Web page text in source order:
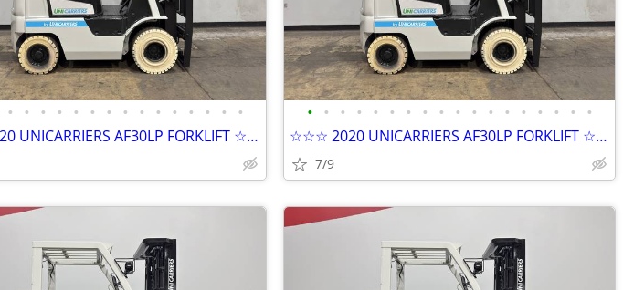
• • • • • • • • • • • • • • •
☆☆☆ 2020 UNICARRIERS AF30LP FORKLIFT ☆☆☆
• • • • • • • • • • • • • • • • • •
☆☆☆ 2020 UNICARRIERS AF30LP FORKLIFT ☆☆☆
7/9